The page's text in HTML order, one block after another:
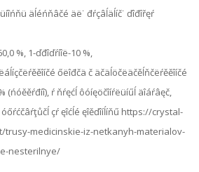
äĺéńňâčé äë˙ đŕçâĺäĺíč˙ ďîđîřęŕ
%, 1-ďđîďŕíîë-10 %,
őëîđčä č äčäĺöčëäčěĺňčëŕěěîíčé
(ńóěěŕđíî), ŕ ňŕęćĺ ôóíęöčîíŕëüíűĺ äîáŕâęč,
óőŕćčâŕţůčĺ çŕ ęîćĺé ęîěďîíĺíňű https://crystal-
trusy-medicinskie-iz-netkanyh-materialov-
nesterilnye/